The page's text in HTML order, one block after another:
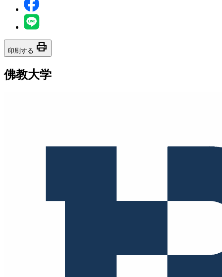
印刷する print
佛教大学